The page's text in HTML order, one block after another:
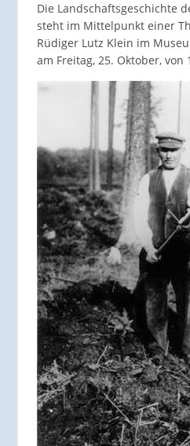
Die Landschaftsgeschichte
steht im Mittelpunkt einer
Rüdiger Lutz Klein im
am Freitag, 25. Oktober, von